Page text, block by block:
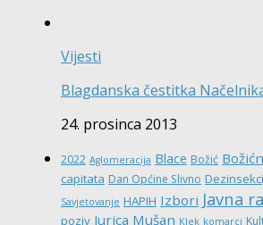
Vijesti
Blagdanska čestitka
24. prosinca 2013
2022 Aglomeracija Blace Božić
capitata Dan Općine Slivno
Savjetovanje HAPIH Izbori Javna
poziv Jurica Mušan Klek komarci